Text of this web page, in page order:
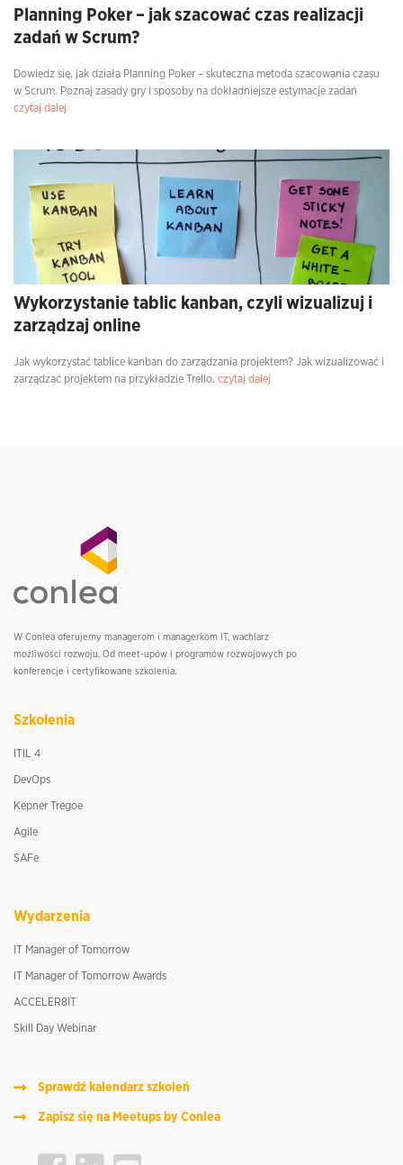
Planning Poker – jak szacować czas realizacji
zadań w Scrum?
Dowiedz się, jak działa Planning Poker – skuteczna metoda szacowania czasu
w Scrum. Poznaj zasady gry i sposoby na dokładniejsze estymacje zadań
czytaj dalej
Wykorzystanie tablic kanban, czyli wizualizuj i
zarządzaj online
Jak wykorzystać tablice kanban do zarządzania projektem? Jak wizualizować i
zarządzać projektem na przykładzie Trello. czytaj dalej
W Conlea oferujemy managerom i managerkom IT, wachlarz
możliwości rozwoju. Od meet-upów i programów rozwojowych po
konferencje i certyfikowane szkolenia.
Szkolenia
ITIL 4
DevOps
Kepner Tregoe
Agile
SAFe
Wydarzenia
IT Manager of Tomorrow
IT Manager of Tomorrow Awards
ACCELER8IT
Skill Day Webinar
Sprawdź kalendarz szkoleń
Zapisz się na Meetups by Conlea